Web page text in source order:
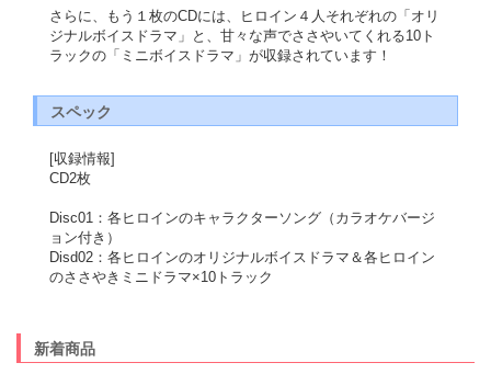
さらに、もう１枚のCDには、ヒロイン４人それぞれの「オリ
ジナルボイスドラマ」と、甘々な声でささやいてくれる10ト
ラックの「ミニボイスドラマ」が収録されています！
スペック
[収録情報]
CD2枚
Disc01：各ヒロインのキャラクターソング（カラオケバージ
ョン付き）
Disd02：各ヒロインのオリジナルボイスドラマ＆各ヒロイン
のささやきミニドラマ×10トラック
新着商品